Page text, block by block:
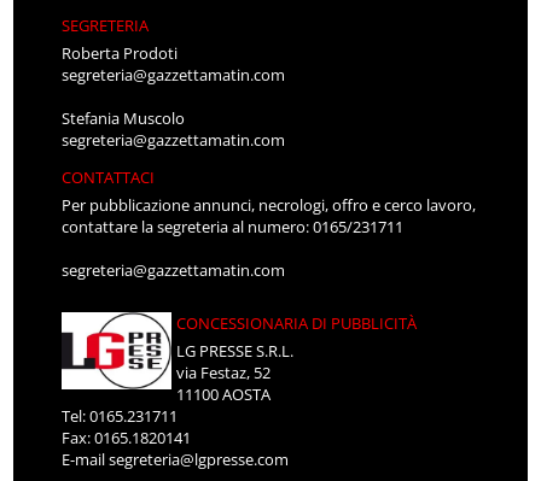
SEGRETERIA
Roberta Prodoti
segreteria@gazzettamatin.com
Stefania Muscolo
segreteria@gazzettamatin.com
CONTATTACI
Per pubblicazione annunci, necrologi, offro e cerco lavoro,
contattare la segreteria al numero: 0165/231711
segreteria@gazzettamatin.com
CONCESSIONARIA DI PUBBLICITÀ
LG PRESSE S.R.L.
via Festaz, 52
11100 AOSTA
Tel: 0165.231711
Fax: 0165.1820141
E-mailsegreteria@lgpresse.com